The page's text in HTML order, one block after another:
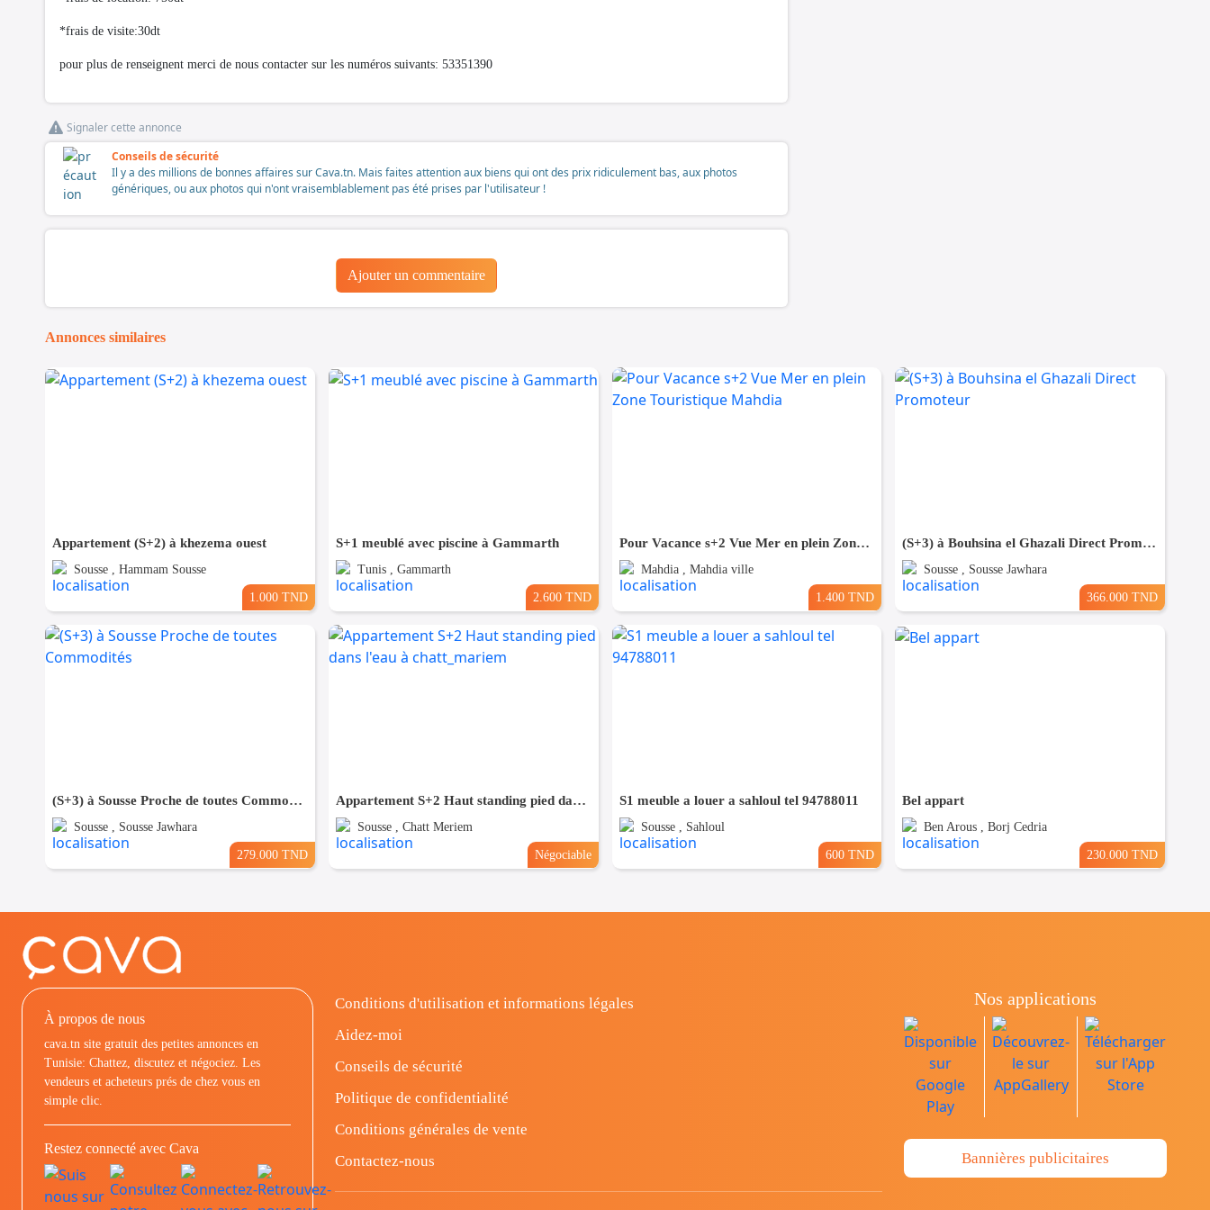
*frais de visite:30dt
pour plus de renseignent merci de nous contacter sur les numéros suivants: 53351390
Signaler cette annonce
Conseils de sécurité
Il y a des millions de bonnes affaires sur Cava.tn. Mais faites attention aux biens qui ont des prix ridiculement bas, aux photos
génériques, ou aux photos qui n'ont vraisemblablement pas été prises par l'utilisateur !
Ajouter un commentaire
Annonces similaires
Appartement (S+2) à khezema ouest
Sousse , Hammam Sousse
1.000 TND
S+1 meublé avec piscine à Gammarth
Tunis , Gammarth
2.600 TND
Pour Vacance s+2 Vue Mer en plein Zone Touristique Mahdia
Mahdia , Mahdia ville
1.400 TND
(S+3) à Bouhsina el Ghazali Direct Promoteur
Sousse , Sousse Jawhara
366.000 TND
(S+3) à Sousse Proche de toutes Commodités
Sousse , Sousse Jawhara
279.000 TND
Appartement S+2 Haut standing pied dans l'eau à chatt_mariem
Sousse , Chatt Meriem
Négociable
S1 meuble a louer a sahloul tel 94788011
Sousse , Sahloul
600 TND
Bel appart
Ben Arous , Borj Cedria
230.000 TND
À propos de nous
cava.tn site gratuit des petites annonces en
Tunisie: Chattez, discutez et négociez. Les
vendeurs et acheteurs prés de chez vous en
simple clic.
Restez connecté avec Cava
Conditions d'utilisation et informations légales
Aidez-moi
Conseils de sécurité
Politique de confidentialité
Conditions générales de vente
Contactez-nous
Nos applications
Bannières publicitaires